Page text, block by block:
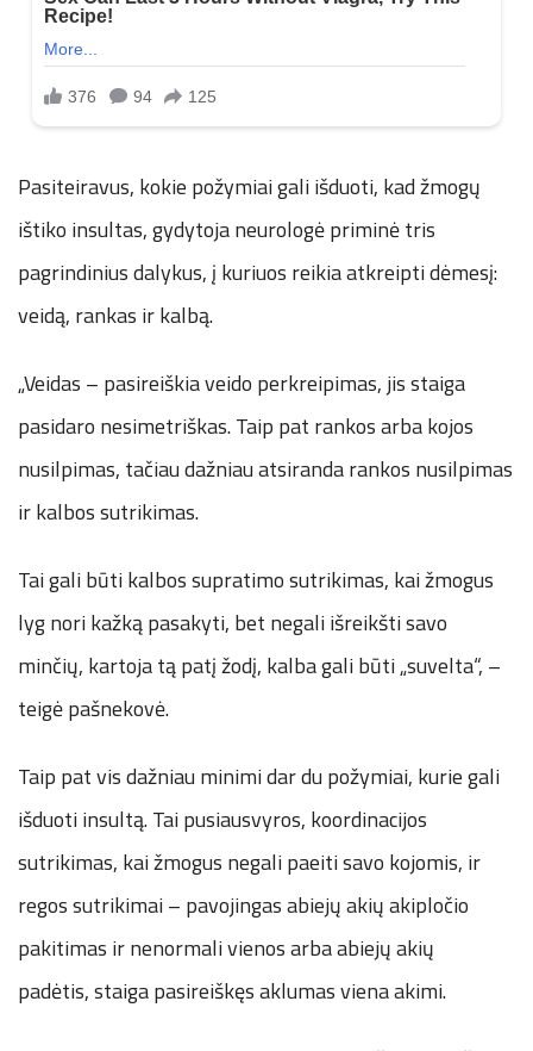
Pasiteiravus, kokie požymiai gali išduoti, kad žmogų
ištiko insultas, gydytoja neurologė priminė tris
pagrindinius dalykus, į kuriuos reikia atkreipti dėmesį:
veidą, rankas ir kalbą.
„Veidas – pasireiškia veido perkreipimas, jis staiga
pasidaro nesimetriškas. Taip pat rankos arba kojos
nusilpimas, tačiau dažniau atsiranda rankos nusilpimas
ir kalbos sutrikimas.
Tai gali būti kalbos supratimo sutrikimas, kai žmogus
lyg nori kažką pasakyti, bet negali išreikšti savo
minčių, kartoja tą patį žodį, kalba gali būti „suvelta“, –
teigė pašnekovė.
Taip pat vis dažniau minimi dar du požymiai, kurie gali
išduoti insultą. Tai pusiausvyros, koordinacijos
sutrikimas, kai žmogus negali paeiti savo kojomis, ir
regos sutrikimai – pavojingas abiejų akių akipločio
pakitimas ir nenormali vienos arba abiejų akių
padėtis, staiga pasireiškęs aklumas viena akimi.